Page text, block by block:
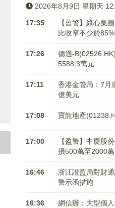
2026年8月9日 星期天
17:35
【盈警】綠心集
比收窄不少於85%
17:26
德適-
5588.3萬元
17:11
香港金管局：7月
億美元
17:08 寶龍地產
17:00
【盈警】中慶股
損500萬至2000
16:46
浙江證監局對財
警示函措施
16:36
網信辦：大型個